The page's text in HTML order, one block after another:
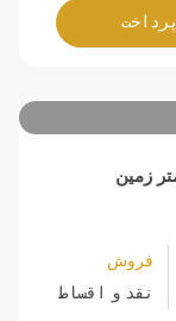
فروش
نقد و اقساط